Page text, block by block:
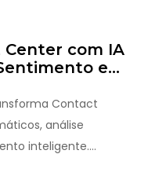
com IA
e
Contact
análise
inteligente.
a experiência do